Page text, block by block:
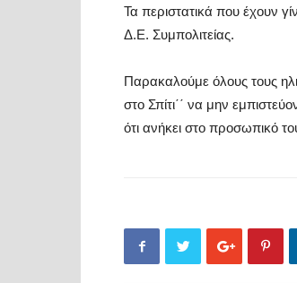
Τα περιστατικά που έχουν
Δ.Ε. Συμπολιτείας.
Παρακαλούμε όλους τους
στο Σπίτι΄΄ να μην
ότι ανήκει στο προσωπικό